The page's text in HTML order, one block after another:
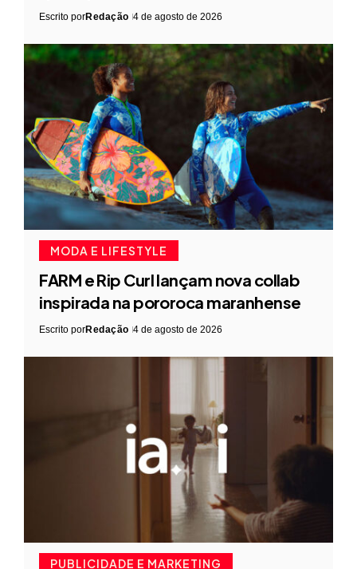
Escrito porRedação 4 de agosto de 2026
MODA E LIFESTYLE
FARM e Rip Curl lançam nova collab
inspirada na pororoca maranhense
Escrito porRedação 4 de agosto de 2026
PUBLICIDADE E MARKETING